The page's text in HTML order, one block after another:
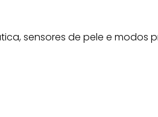
sensores de pele e modos